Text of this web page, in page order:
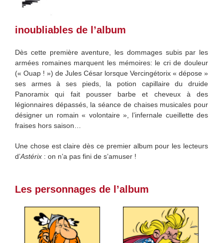
inoubliables de l’album
Dès cette première aventure, les dommages subis par les
armées romaines marquent les mémoires: le cri de douleur
(« Ouap ! ») de Jules César lorsque Vercingétorix « dépose »
ses armes à ses pieds, la potion capillaire du druide
Panoramix qui fait pousser barbe et cheveux à des
légionnaires dépassés, la séance de chaises musicales pour
désigner un romain « volontaire », l’infernale cueillette des
fraises hors saison…
Une chose est claire dès ce premier album pour les lecteurs
d’Astérix : on n’a pas fini de s’amuser !
Les personnages de l’album